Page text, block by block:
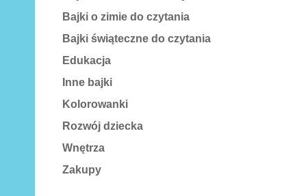
Bajki o zimie do czytania
Bajki świąteczne do czytania
Edukacja
Inne bajki
Kolorowanki
Rozwój dziecka
Wnętrza
Zakupy